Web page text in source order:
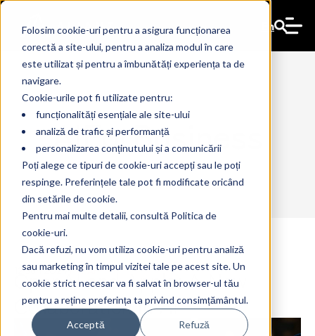
Folosim cookie-uri pentru a asigura funcționarea
corectă a site-ului, pentru a analiza modul în care
este utilizat și pentru a îmbunătăți experiența ta de
navigare.
Cookie-urile pot fi utilizate pentru:
funcționalități esențiale ale site-ului
analiză de trafic și performanță
personalizarea conținutului și a comunicării
Poți alege ce tipuri de cookie-uri accepți sau le poți
respinge. Preferințele tale pot fi modificate oricând
din setările de cookie.
Pentru mai multe detalii, consultă Politica de
cookie-uri.
Dacă refuzi, nu vom utiliza cookie-uri pentru analiză
sau marketing în timpul vizitei tale pe acest site. Un
cookie strict necesar va fi salvat în browser-ul tău
pentru a reține preferința ta privind consimțământul.
Acceptă Refuză
En
AIForBusiness
OpenAI and Apple: A New
Collaboration in AI
12 Jun 2024The Ant